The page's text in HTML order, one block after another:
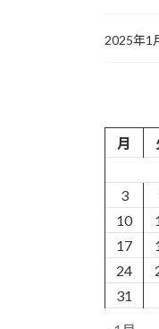
2025年1
月
3
10
17
24
31